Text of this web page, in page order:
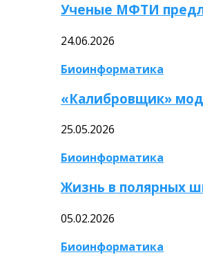
Ученые МФТИ
24.06.2026
Биоинформатика
«Калибровщик»
25.05.2026
Биоинформатика
Жизнь в полярных
05.02.2026
Биоинформатика